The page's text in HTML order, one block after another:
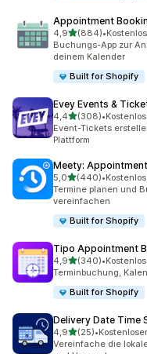
Appointment
4,9von 5 Sternen
(884)
884 Rezensionen
•
Buchungs-App zur
deinem Kalender
Built for Shopify
Evey Events &
4,4von 5 Sternen
(308)
308 Rezensionen
•
Event-Tickets
Plattform
Meety:
5,0von 5 Sternen
(440)
440 Rezensionen
•
Termine planen und
vereinfachen
Built for Shopify
Tipo Appointment
4,9von 5 Sternen
(340)
340 Rezensionen
•
Terminbuchung,
Built for Shopify
Delivery Date Time
4,9von 5 Sternen
(25)
25 Rezensionen
•
Vereinfache die